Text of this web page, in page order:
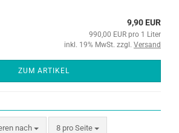
9,90 EUR
990,00 EUR pro 1 Liter
inkl. 19% MwSt. zzgl. Versand
ZUM ARTIKEL
nach 8 pro Seite